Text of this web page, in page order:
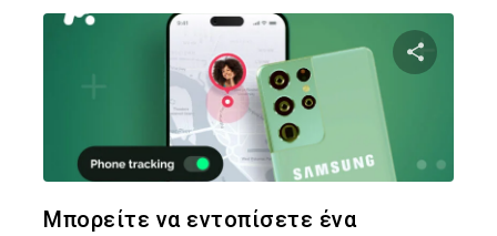
Μπορείτε να εντοπίσετε ένα